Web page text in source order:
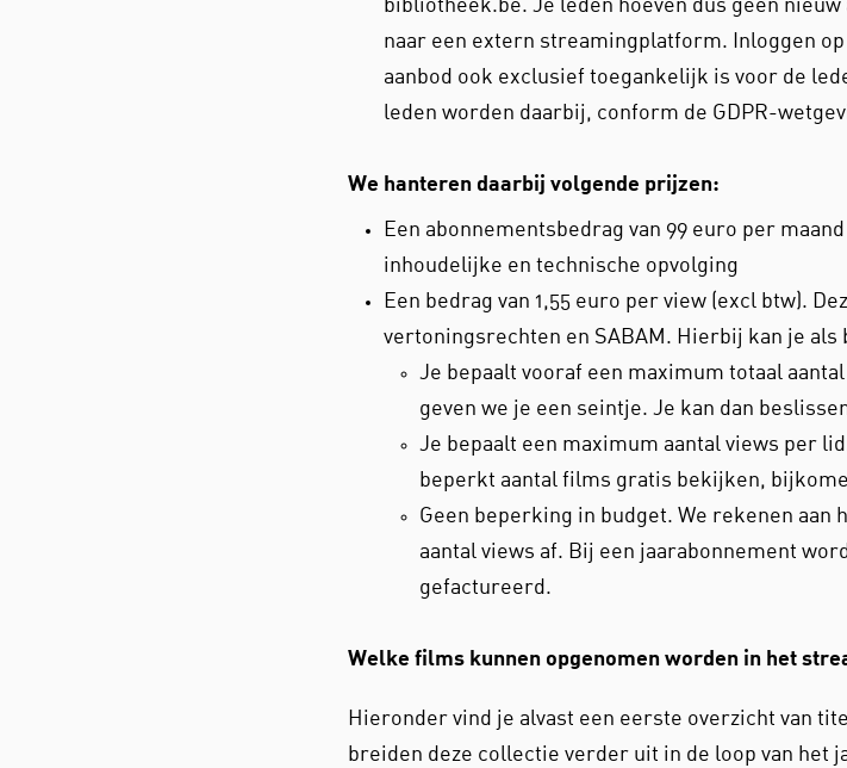
bibliotheek.be. Je leden hoeven dus geen
naar een extern streamingplatform. Inloggen
aanbod ook exclusief toegankelijk is voor de
leden worden daarbij, conform de GDPR-
We hanteren daarbij volgende prijzen:
Een abonnementsbedrag van 99 euro per
inhoudelijke en technische opvolging
Een bedrag van 1,55 euro per view (excl btw).
vertoningsrechten en SABAM. Hierbij kan je
Je bepaalt vooraf een maximum totaal
geven we je een seintje. Je kan dan
Je bepaalt een maximum aantal views per
beperkt aantal films gratis bekijken,
Geen beperking in budget. We rekenen aan
aantal views af. Bij een jaarabonnement
gefactureerd.
Welke films kunnen opgenomen worden in het
Hieronder vind je alvast een eerste overzicht van
breiden deze collectie verder uit in de loop van het